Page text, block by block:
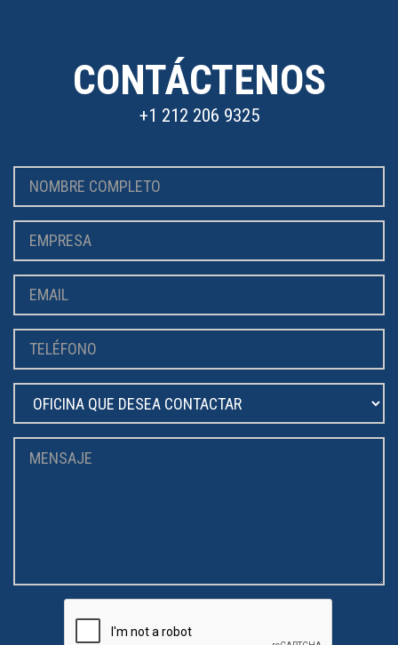
CONTÁCTENOS
+1 212 206 9325